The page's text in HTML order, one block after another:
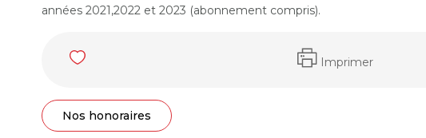
années 2021,2022 et 2023 (abonnement compris).
Imprimer
Nos honoraires